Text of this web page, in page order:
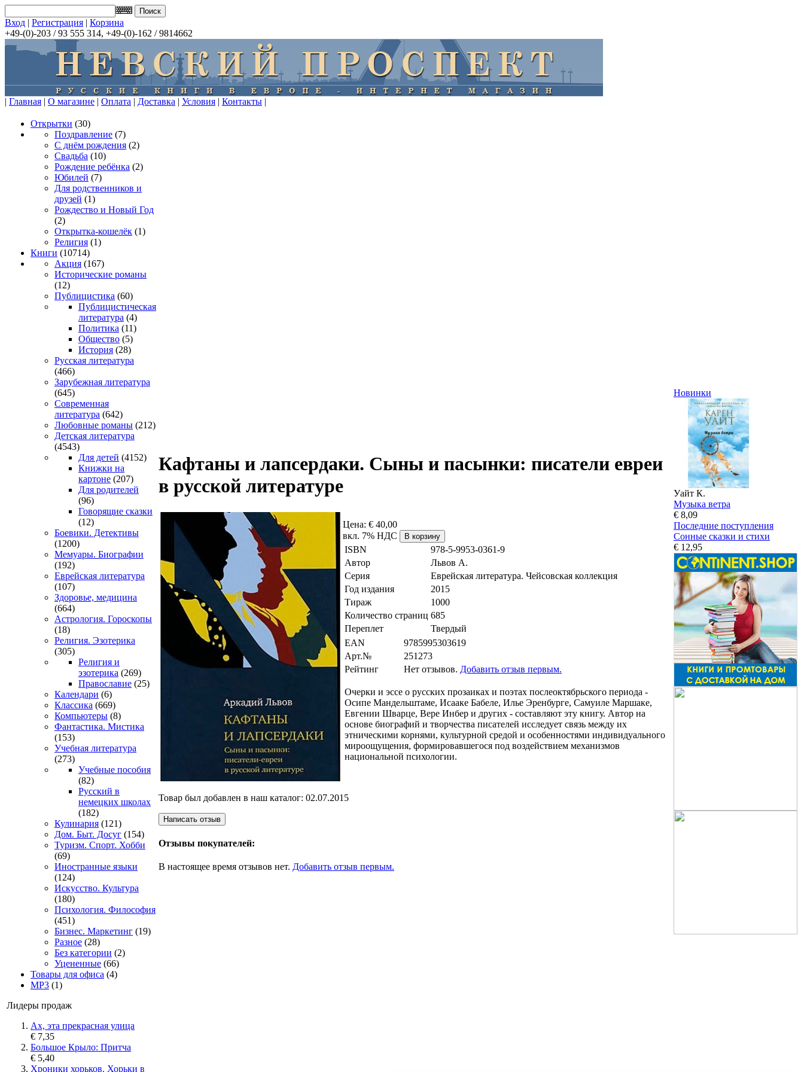
Вход | Регистрация | Корзина
+49-(0)-203 / 93 555 314, +49-(0)-162 / 9814662
| Главная | О магазине | Оплата | Доставка | Условия | Контакты |
Открытки (30)
Поздравление (7)
С днём рождения (2)
Свадьба (10)
Рождение ребёнка (2)
Юбилей (7)
Для родственников и
друзей (1)
Рождество и Новый Год
(2)
Открытка-кошелёк (1)
Религия (1)
Книги (10714)
Акция (167)
Исторические романы
(12)
Публицистика (60)
Публицистическая
литература (4)
Политика (11)
Общество (5)
История (28)
Русская литература
(466)
Зарубежная литература
(645)
Современная
литература (642)
Любовные романы (212)
Детская литература
(4543)
Для детей (4152)
Книжки на
картоне (207)
Для родителей
(96)
Говорящие сказки
(12)
Боевики. Детективы
(1200)
Мемуары. Биографии
(192)
Еврейская литература
(107)
Здоровье, медицина
(664)
Астрология. Гороскопы
(18)
Религия. Эзотерика
(305)
Религия и
эзотерика (269)
Православие (25)
Календари (6)
Классика (669)
Компьютеры (8)
Фантастика. Мистика
(153)
Учебная литература
(273)
Учебные пособия
(82)
Русский в
немецких школах
(182)
Кулинария (121)
Дом. Быт. Досуг (154)
Туризм. Спорт. Хобби
(69)
Иностранные языки
(124)
Искусство. Культура
(180)
Психология. Философия
(451)
Бизнес. Маркетинг (19)
Разное (28)
Без категории (2)
Уцененные (66)
Товары для офиса (4)
MP3 (1)
Лидеры продаж
Ах, эта прекрасная улица
€ 7,35
Большое Крыло: Притча
€ 5,40
Хроники хорьков. Хорьки в
Кафтаны и лапсердаки. Сыны и пасынки: писатели евреи
в русской литературе
Цена: € 40,00
вкл. 7% НДС
ISBN
978-5-9953-0361-9
Автор
Львов А.
Серия
Еврейская литература. Чейсовская коллекция
Год издания
2015
Тираж
1000
Количество страниц 685
Переплет
Твердый
EAN
9785995303619
Арт.№
251273
Рейтинг
Нет отзывов. Добавить отзыв первым.
Очерки и эссе о русских прозаиках и поэтах послеоктябрьского периода -
Осипе Мандельштаме, Исааке Бабеле, Илье Эренбурге, Самуиле Маршаке,
Евгении Шварце, Вере Инбер и других - составляют эту книгу. Автор на
основе биографий и творчества писателей исследует связь между их
этническими корнями, культурной средой и особенностями индивидуального
мироощущения, формировавшегося под воздействием механизмов
национальной психологии.
Товар был добавлен в наш каталог: 02.07.2015
Отзывы покупателей:
В настоящее время отзывов нет. Добавить отзыв первым.
Новинки
Уайт К.
Музыка ветра
€ 8,09
Последние поступления
Сонные сказки и стихи
€ 12,95